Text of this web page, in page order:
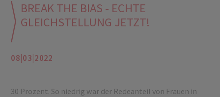
BREAK THE BIAS - ECHTE
GLEICHSTELLUNG JETZT!
08|03|2022
30 Prozent. So niedrig war der Redeanteil von Frauen in